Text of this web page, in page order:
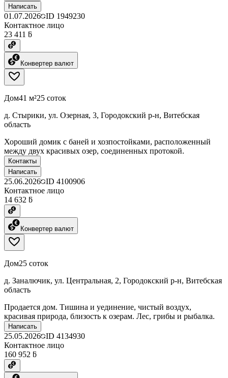
Написать
01.07.2026 ID 1949230
Контактное лицо
23 411 ƃ
Конвертер валют
Дом41 м²25 соток
д. Стырики, ул. Озерная, 3, Городокский р-н, Витебская
область
Хороший домик с баней и хозпостойками, расположенный
между двух красивых озер, соединенных протокой.
Контакты
Написать
25.06.2026 ID 4100906
Контактное лицо
14 632 ƃ
Конвертер валют
Дом25 соток
д. Заналючик, ул. Центральная, 2, Городокский р-н, Витебская
область
Продается дом. Тишина и уединение, чистый воздух,
красивая природа, близость к озерам. Лес, грибы и рыбалка.
Написать
25.05.2026 ID 4134930
Контактное лицо
160 952 ƃ